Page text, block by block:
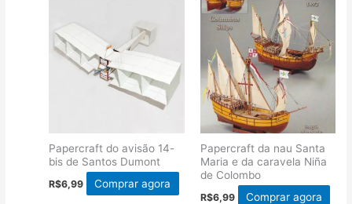
Papercraft do avisão 14-
bis de Santos Dumont
R$6,99 Comprar agora
Papercraft da nau Santa
Maria e da caravela Niña
de Colombo
R$6,99 Comprar agora